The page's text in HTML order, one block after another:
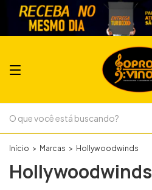
Início > Marcas > Hollywoodwinds
Hollywoodwinds